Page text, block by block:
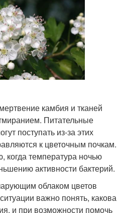
камбия и тканей
Питательные
поступать из-за этих
к цветочным почкам.
температура ночью
активности бактерий.
облаком цветов
важно понять, какова
и при возможности помочь